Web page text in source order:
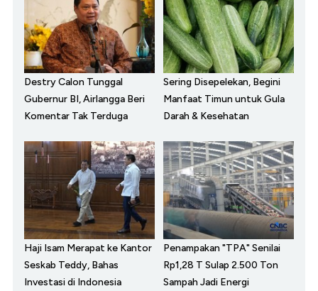
Destry Calon Tunggal
Gubernur BI, Airlangga Beri
Komentar Tak Terduga
Sering Disepelekan, Begini
Manfaat Timun untuk Gula
Darah & Kesehatan
Haji Isam Merapat ke Kantor
Seskab Teddy, Bahas
Investasi di Indonesia
Penampakan "TPA" Senilai
Rp1,28 T Sulap 2.500 Ton
Sampah Jadi Energi